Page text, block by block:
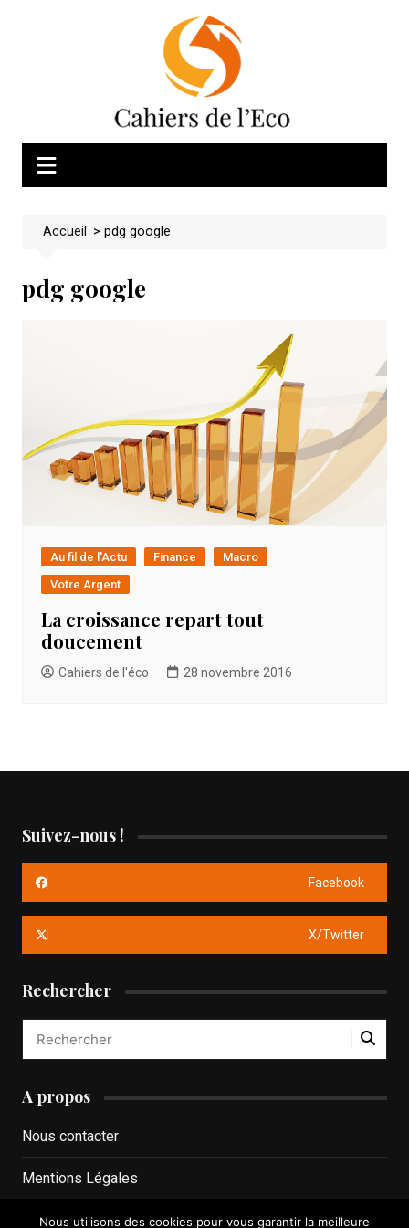
Accueil >pdg google
pdg google
Au fil de l'Actu Finance
Macro
Votre Argent
La croissance repart tout
doucement
Cahiers de l'éco 28 novembre 2016
Suivez-nous !
Facebook
X/Twitter
Rechercher
A propos
Nous contacter
Mentions Légales
Politique de confidentialité
Nous utilisons des cookies pour vous garantir la meilleure